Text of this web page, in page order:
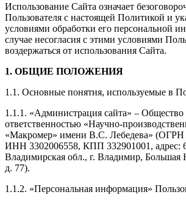
Использование Сайта означает
Пользователя с настоящей Политикой и
условиями обработки его персональной
случае несогласия с этими условиями
воздержаться от использования Сайта.
1. ОБЩИЕ ПОЛОЖЕНИЯ
1.1. Основные понятия, используемые в
1.1.1. «Администрация сайта» – Общество
ответственностью «Научно-
«Макромер» имени В.С. Лебедева» (ОГРН
ИНН 3302006558, КПП 332901001, адрес:
Владимирская обл., г. Владимир, Большая
д. 77).
1.1.2. «Персональная информация»